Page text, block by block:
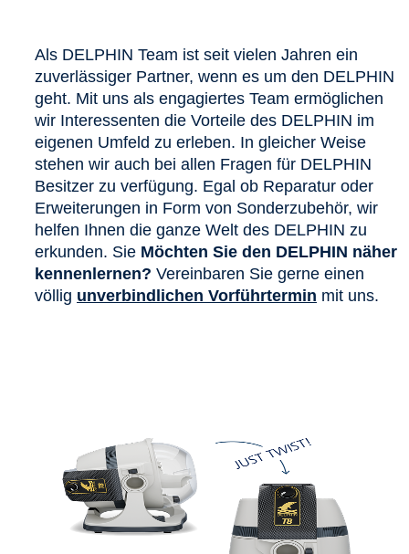
Als DELPHIN Team ist seit vielen Jahren ein
zuverlässiger Partner, wenn es um den DELPHIN
geht. Mit uns als engagiertes Team ermöglichen
wir Interessenten die Vorteile des DELPHIN im
eigenen Umfeld zu erleben. In gleicher Weise
stehen wir auch bei allen Fragen für DELPHIN
Besitzer zu verfügung. Egal ob Reparatur oder
Erweiterungen in Form von Sonderzubehör, wir
helfen Ihnen die ganze Welt des DELPHIN zu
erkunden. Sie Möchten Sie den DELPHIN näher
kennenlernen? Vereinbaren Sie gerne einen
völlig unverbindlichen Vorführtermin mit uns.